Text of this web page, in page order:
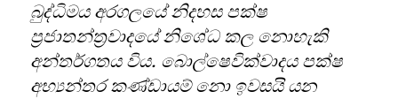
බුද්ධිමය අරගලයේ නිදහස පක්ෂ
ප්‍රජාතන්ත්‍රවාදයේ නිශේධ කල නොහැකි
අන්තර්ගතය විය. බොල්ෂෙවික්වාදය පක්ෂ
අභ්‍යන්තර කණ්ඩායම් නො ඉවසයි යන